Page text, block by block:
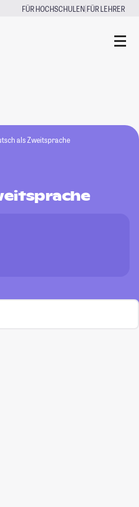
FÜR HOCHSCHULEN|FÜR LEHRER
als Zweitsprache